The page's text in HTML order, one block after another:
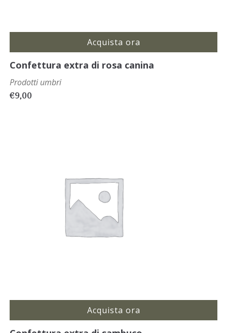
Acquista ora
Confettura extra di rosa canina
Prodotti umbri
€9,00
Acquista ora